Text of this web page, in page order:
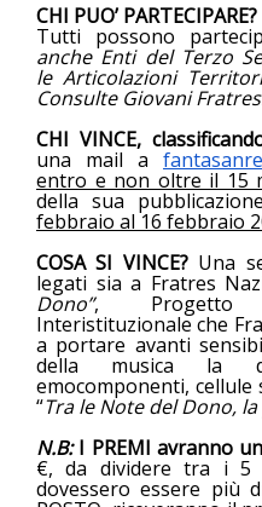
CHI PUO’ PARTECIPARE?
Tutti possono
anche Enti del Terzo
le Articolazioni
Consulte Giovani
CHI VINCE,
una mail a
entro e non oltre il 15
della sua
febbraio al 16 febbraio
COSA SI VINCE?Una
legati sia a Fratres
Dono”, Progetto
Interistituzionale che
a portare avanti
della musica la
emocomponenti,
“Tra le Note del Dono,
N.B:I PREMI avranno
€, da dividere tra i 5
dovessero essere più